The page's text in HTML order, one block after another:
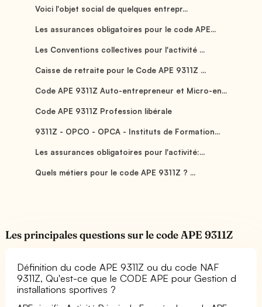
Voici l'objet social de quelques entrepr...
Les assurances obligatoires pour le code APE...
Les Conventions collectives pour l'activité ...
Caisse de retraite pour le Code APE 9311Z ...
Code APE 9311Z Auto-entrepreneur et Micro-en...
Code APE 9311Z Profession libérale
9311Z - OPCO - OPCA - Instituts de Formation...
Les assurances obligatoires pour l'activité:...
Quels métiers pour le code APE 9311Z ? ...
Les principales questions sur le code APE 9311Z
Définition du code APE 9311Z ou du code NAF
9311Z, Qu'est-ce que le CODE APE pour Gestion d
installations sportives ?